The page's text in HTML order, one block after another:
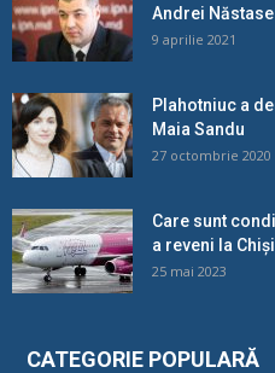
Andrei
9 aprilie 2021
Plahotniuc a
Maia Sandu
27 octombrie 2020
Care sunt
a reveni la
25 mai 2023
CATEGORIE POPULARĂ